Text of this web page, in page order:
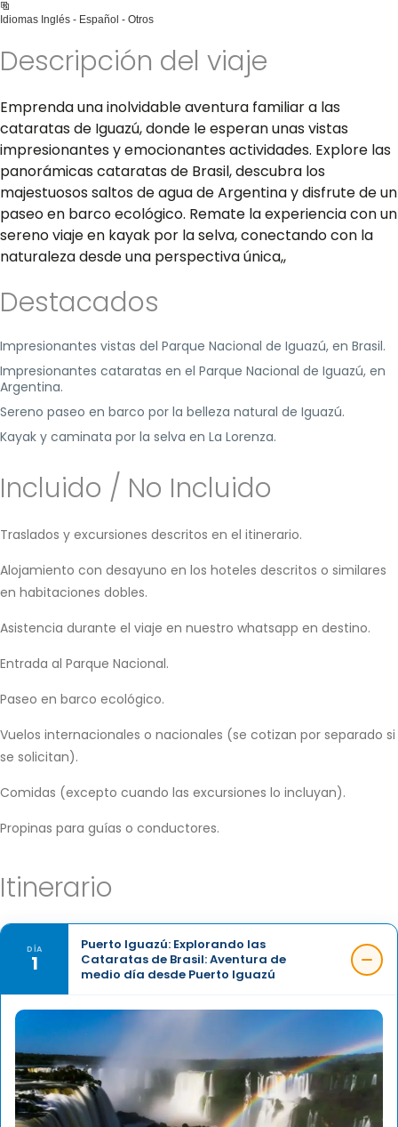
Idiomas Inglés - Español - Otros
Descripción del viaje
Emprenda una inolvidable aventura familiar a las
cataratas de Iguazú, donde le esperan unas vistas
impresionantes y emocionantes actividades. Explore las
panorámicas cataratas de Brasil, descubra los
majestuosos saltos de agua de Argentina y disfrute de un
paseo en barco ecológico. Remate la experiencia con un
sereno viaje en kayak por la selva, conectando con la
naturaleza desde una perspectiva única,,
Destacados
Impresionantes vistas del Parque Nacional de Iguazú, en Brasil.
Impresionantes cataratas en el Parque Nacional de Iguazú, en
Argentina.
Sereno paseo en barco por la belleza natural de Iguazú.
Kayak y caminata por la selva en La Lorenza.
Incluido / No Incluido
Traslados y excursiones descritos en el itinerario.
Alojamiento con desayuno en los hoteles descritos o similares
en habitaciones dobles.
Asistencia durante el viaje en nuestro whatsapp en destino.
Entrada al Parque Nacional.
Paseo en barco ecológico.
Vuelos internacionales o nacionales (se cotizan por separado si
se solicitan).
Comidas (excepto cuando las excursiones lo incluyan).
Propinas para guías o conductores.
Itinerario
DÍA
1
Puerto Iguazú: Explorando las
Cataratas de Brasil: Aventura de
medio día desde Puerto Iguazú